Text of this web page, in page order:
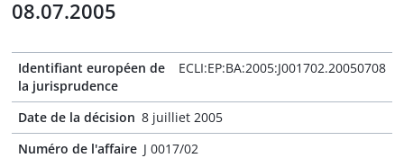
08.07.2005
Identifiant européen de
la jurisprudence
ECLI:EP:BA:2005:J001702.20050708
Date de la décision 8 juilliet 2005
Numéro de l'affaire J 0017/02